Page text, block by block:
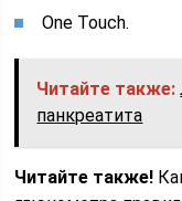
One Touch.
Читайте также:
панкреатита
Читайте также!